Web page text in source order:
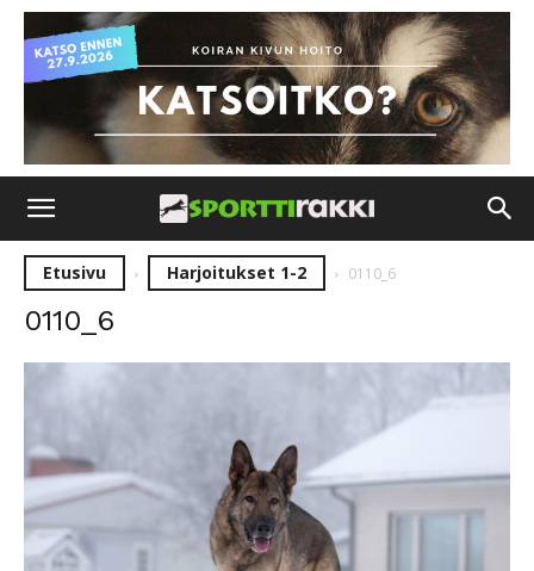
Etusivu Harjoitukset 1-2 0110_6
0110_6